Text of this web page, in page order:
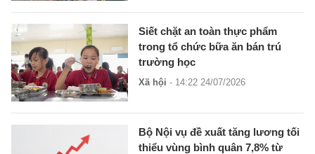
Siết chặt an toàn thực phẩm
trong tổ chức bữa ăn bán trú
trường học
Xã hội - 14:22 24/07/2026
Bộ Nội vụ đề xuất tăng lương tối
thiểu vùng bình quân 7,8% từ